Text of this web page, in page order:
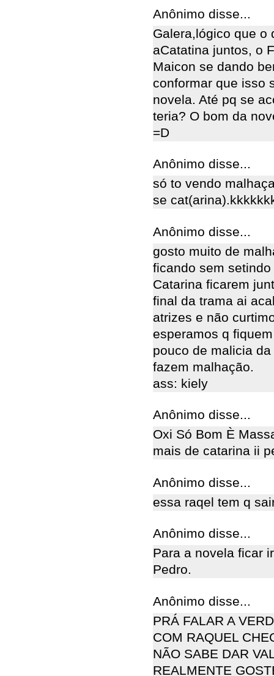
Anônimo disse...
Galera,lógico que o
aCatatina juntos, o
Maicon se dando
conformar que isso
novela. Até pq se
teria? O bom da
=D
Anônimo disse...
só to vendo
se
Anônimo disse...
gosto muito de
ficando sem
Catarina ficarem
final da trama ai
atrizes e não
esperamos q
pouco de malicia
fazem malhação.
ass: kiely
Anônimo disse...
Oxi Só Bom È
mais de catarina ii
Anônimo disse...
essa raqel tem q
Anônimo disse...
Para a novela ficar
Pedro.
Anônimo disse...
PRÁ FALAR A
COM RAQUEL
NÃO SABE DAR
REALMENTE